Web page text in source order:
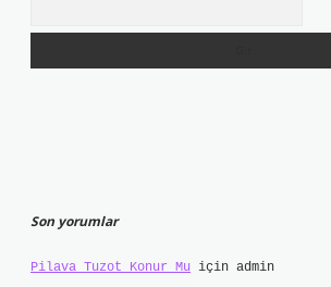
Son yorumlar
Pilava Tuzot Konur Mu için admin